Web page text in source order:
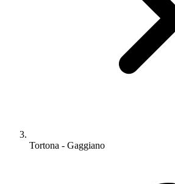
Tortona - Gaggiano